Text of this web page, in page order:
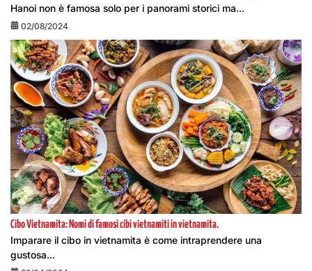
Hanoi non è famosa solo per i panorami storici ma...
02/08/2024
Cibo Vietnamita: Nomi di famosi cibi vietnamiti in vietnamita.
Imparare il cibo in vietnamita è come intraprendere una
gustosa...